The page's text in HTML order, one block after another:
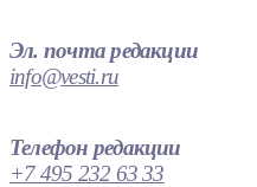
Эл. почта редакции
info@vesti.ru
Телефон редакции
+7 495 232 63 33